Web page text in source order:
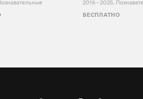
2016 - 2025,
БЕСПЛАТНО